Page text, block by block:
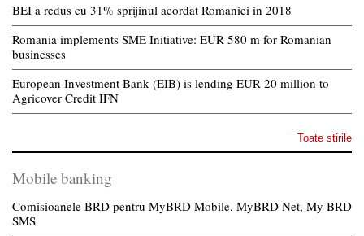
BEI a redus cu 31% sprijinul acordat Romaniei in 2018
Romania implements SME Initiative: EUR 580 m for Romanian
businesses
European Investment Bank (EIB) is lending EUR 20 million to
Agricover Credit IFN
Toate stirile
Mobile banking
Comisioanele BRD pentru MyBRD Mobile, MyBRD Net, My BRD
SMS